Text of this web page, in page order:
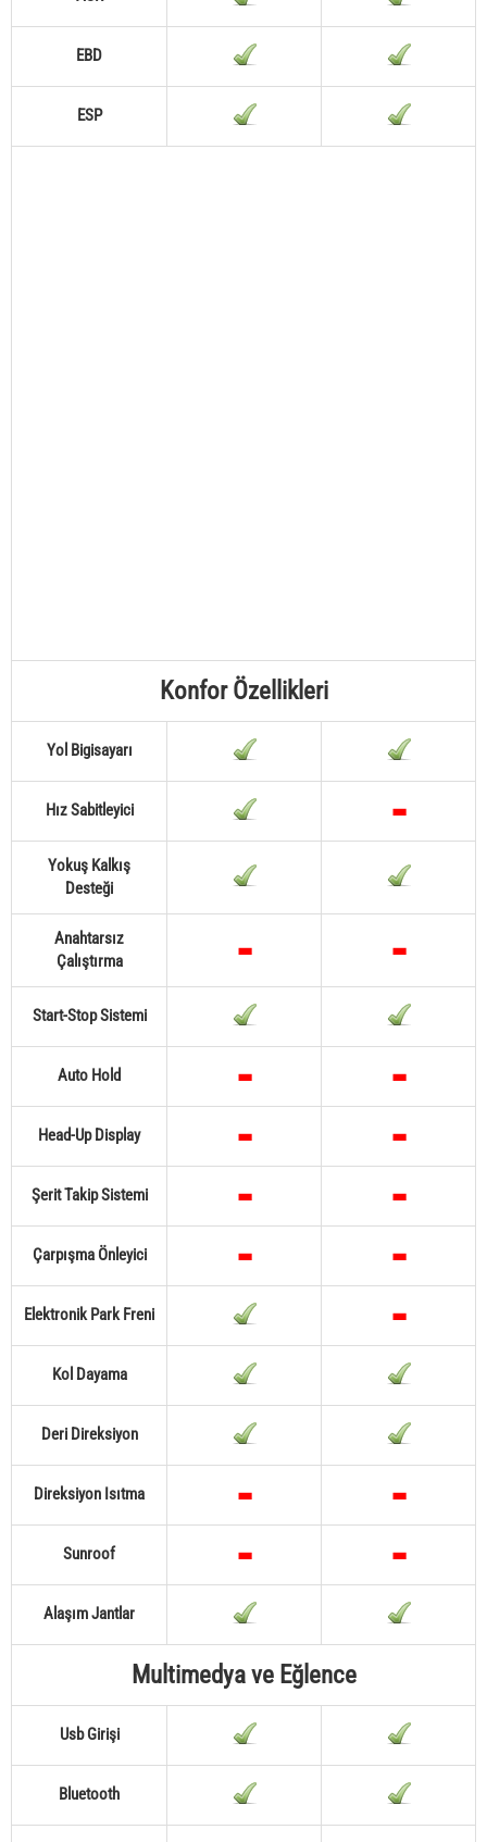
EBD
ESP
Konfor Özellikleri
Yol Bigisayarı
Hız Sabitleyici
Yokuş Kalkış
Desteği
Anahtarsız
Çalıştırma
Start-Stop Sistemi
Auto Hold
Head-Up Display
Şerit Takip Sistemi
Çarpışma Önleyici
Elektronik Park Freni
Kol Dayama
Deri Direksiyon
Direksiyon Isıtma
Sunroof
Alaşım Jantlar
Multimedya ve Eğlence
Usb Girişi
Bluetooth